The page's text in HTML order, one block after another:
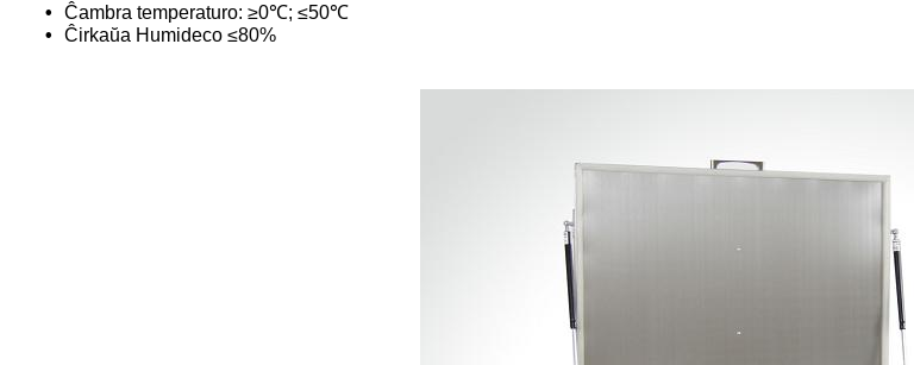
•
Ĉambra temperaturo: ≥0℃; ≤50℃
•
Ĉirkaŭa Humideco ≤80%